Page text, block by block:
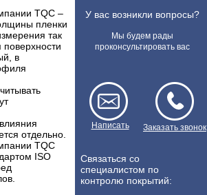
У вас возникли вопросы?
Мы будем рады
проконсультировать вас
Написать Заказать звонок
Связаться со
специалистом по
контролю покрытий:
TQC –
пленки
так
в
отдельно.
TQC
ISO